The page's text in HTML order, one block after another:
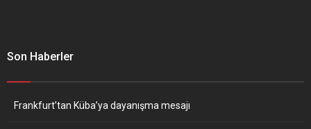
Son Haberler
Frankfurt’tan Küba’ya dayanışma mesajı